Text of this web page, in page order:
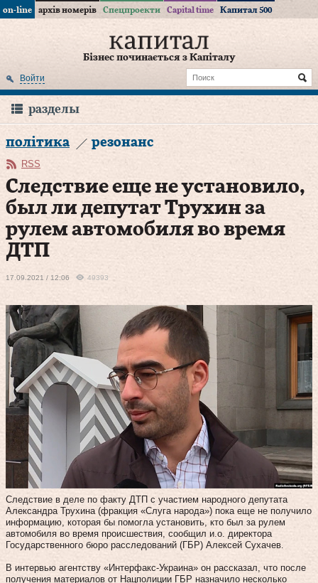
on-line архів номерів Спецпроекти Capital time Капитал 500
Бізнес починається з Капіталу
Войти
разделы
політика резонанс
RSS
Следствие еще не установило,
был ли депутат Трухин за
рулем автомобиля во время
ДТП
17.09.2021 / 12:06 49393
Следствие в деле по факту ДТП с участием народного депутата
Александра Трухина (фракция «Слуга народа») пока еще не получило
информацию, которая бы помогла установить, кто был за рулем
автомобиля во время происшествия, сообщил и.о. директора
Государственного бюро расследований (ГБР) Алексей Сухачев.
В интервью агентству «Интерфакс-Украина» он рассказал, что после
получения материалов от Нацполиции ГБР назначило несколько